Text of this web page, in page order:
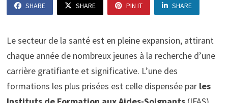
SHARE SHARE PIN IT SHARE
Le secteur de la santé est en pleine expansion, attirant
chaque année de nombreux jeunes à la recherche d’une
carrière gratifiante et significative. L’une des
formations les plus prisées est celle dispensée parles